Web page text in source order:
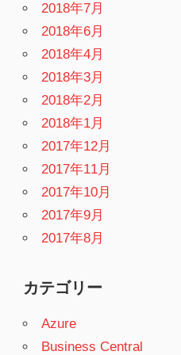
2018年7月
2018年6月
2018年4月
2018年3月
2018年2月
2018年1月
2017年12月
2017年11月
2017年10月
2017年9月
2017年8月
カテゴリー
Azure
Business Central